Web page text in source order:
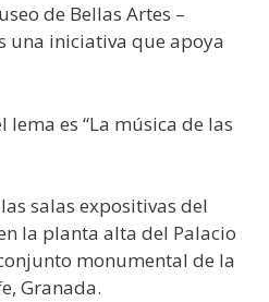
de Bellas Artes –
una iniciativa que apoya
lema es “La música de las
salas expositivas del
la planta alta del Palacio
monumental de la
Granada.